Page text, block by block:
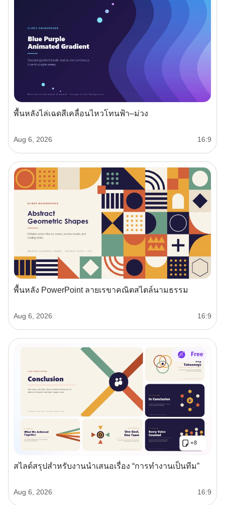
พื้นหลังไล่เฉดสีเคลื่อนไหวโทนฟ้า–ม่วง
Aug 6, 2026 16:9
พื้นหลัง PowerPoint ลายเรขาคณิตสไตล์นามธรรม
Aug 6, 2026 16:9
สไลด์สรุปสำหรับงานนำเสนอเรื่อง “การทำงานเป็นทีม”
Aug 6, 2026 16:9